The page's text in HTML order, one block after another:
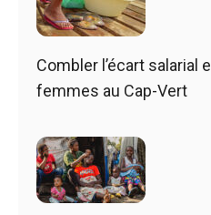
Combler l’écart salarial
femmes au Cap-Vert